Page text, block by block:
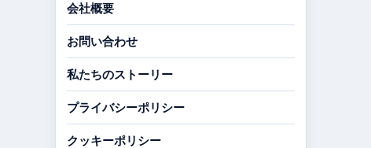
会社概要
お問い合わせ
私たちのストーリー
プライバシーポリシー
クッキーポリシー